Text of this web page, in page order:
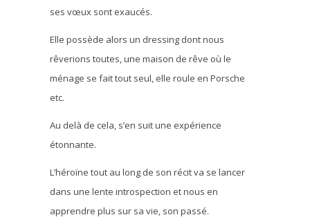
ses vœux sont exaucés.
Elle possède alors un dressing dont nous
rêverions toutes, une maison de rêve où le
ménage se fait tout seul, elle roule en Porsche
etc.
Au delà de cela, s’en suit une expérience
étonnante.
L’héroïne tout au long de son récit va se lancer
dans une lente introspection et nous en
apprendre plus sur sa vie, son passé.